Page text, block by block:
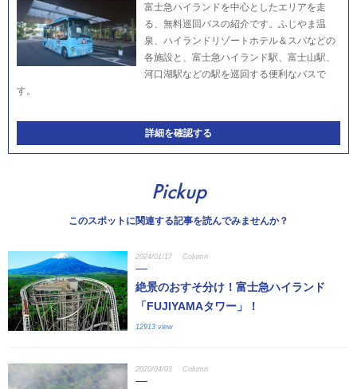
富士急ハイランドを中心としたエリアを走
る、無料巡回バスの紹介です。ふじやま温
泉、ハイランドリゾートホテル＆スパなどの
各施設と、富士急ハイランド駅、富士山駅、
河口湖駅などの駅を巡回する便利なバスで
す。
詳細を確認する
Pickup
このスポットに関連する記事を読んでみませんか？
2024/01/17 Column
絶景のおすそ分け！富士急ハイランド
「FUJIYAMAタワー」！
12913 view
2020/04/03 Column